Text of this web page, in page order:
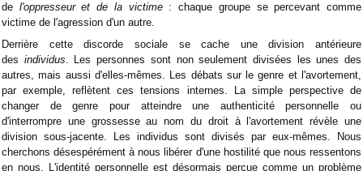
de l'oppresseur et de la victime: chaque groupe se percevant comme
victime de l'agression d'un autre.
Derrière cette discorde sociale se cache une division antérieure
des individus. Les personnes sont non seulement divisées les unes des
autres, mais aussi d'elles-mêmes. Les débats sur le genre et l'avortement,
par exemple, reflètent ces tensions internes. La simple perspective de
changer de genre pour atteindre une authenticité personnelle ou
d'interrompre une grossesse au nom du droit à l'avortement révèle une
division sous-jacente. Les individus sont divisés par eux-mêmes. Nous
cherchons désespérément à nous libérer d'une hostilité que nous ressentons
en nous. L'identité personnelle est désormais perçue comme un problème